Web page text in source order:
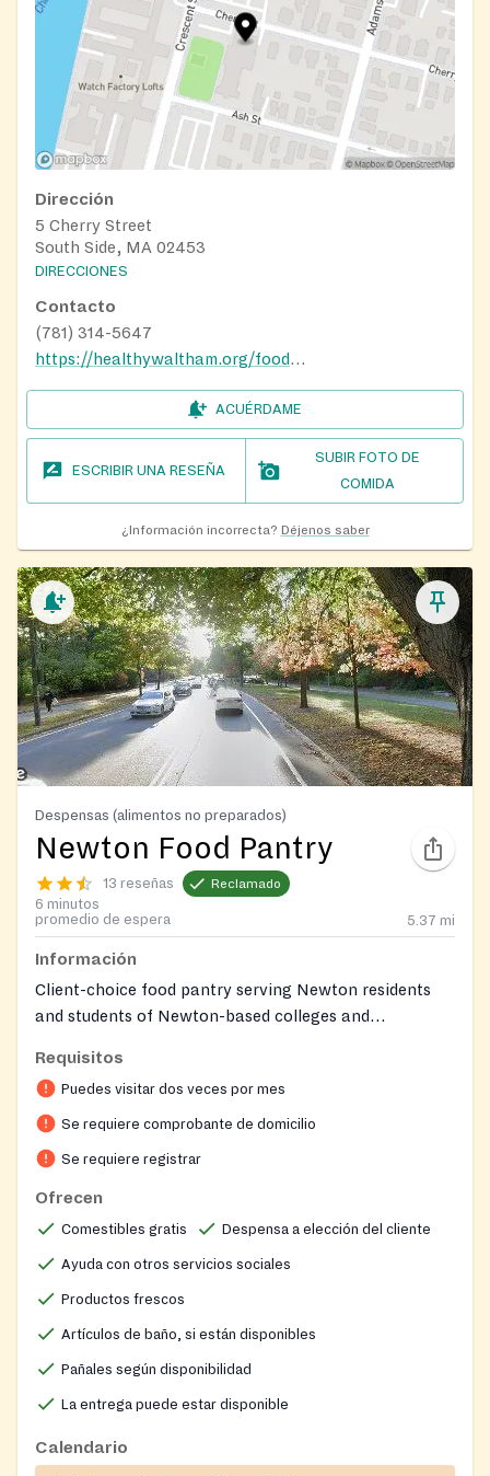
Dirección
5 Cherry Street
South Side, MA 02453
DIRECCIONES
Contacto
(781) 314-5647
https://healthywaltham.org/food-pantries/
ACUÉRDAME
ESCRIBIR UNA RESEÑA
SUBIR FOTO DE
COMIDA
¿Información incorrecta? Déjenos saber
Despensas (alimentos no preparados)
Newton Food Pantry
13 reseñas Reclamado
6 minutos
promedio de espera
5.37 mi
Información
Client-choice food pantry serving Newton residents
and students of Newton-based colleges and
dairy, proteins, grains, shelf-stable and culturally
relevant foods, along with personal care items.
Provides Kids’ Bags for families with children and
limited home delivery for medically homebound clients.
Clients can shop twice per month.
Requisitos
Puedes visitar dos veces por mes
Se requiere comprobante de domicilio
Se requiere registrar
Ofrecen
Comestibles gratis Despensa a elección del cliente
Ayuda con otros servicios sociales
Productos frescos
Artículos de baño, si están disponibles
Pañales según disponibilidad
La entrega puede estar disponible
Calendario